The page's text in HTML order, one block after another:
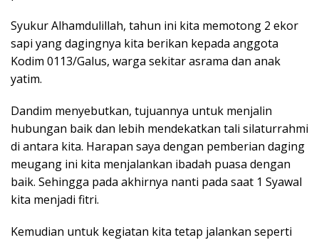
Syukur Alhamdulillah, tahun ini kita memotong 2 ekor
sapi yang dagingnya kita berikan kepada anggota
Kodim 0113/Galus, warga sekitar asrama dan anak
yatim.
Dandim menyebutkan, tujuannya untuk menjalin
hubungan baik dan lebih mendekatkan tali silaturrahmi
di antara kita. Harapan saya dengan pemberian daging
meugang ini kita menjalankan ibadah puasa dengan
baik. Sehingga pada akhirnya nanti pada saat 1 Syawal
kita menjadi fitri.
Kemudian untuk kegiatan kita tetap jalankan seperti